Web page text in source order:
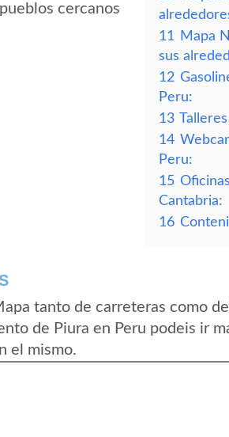
cercanos
11
Mapa
sus
12
Peru:
13
14
Peru:
15
Cantabria:
16
tanto de carreteras como
de Piura en Peru podeis ir
el mismo.